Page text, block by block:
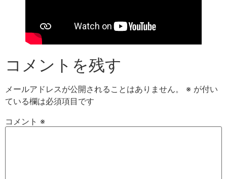
コメントを残す
メールアドレスが公開されることはありません。 ※ が付い
ている欄は必須項目です
コメント ※